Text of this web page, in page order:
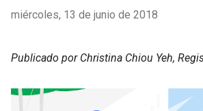
miércoles, 13 de junio de 2018
Publicado por Christina Chiou Yeh,